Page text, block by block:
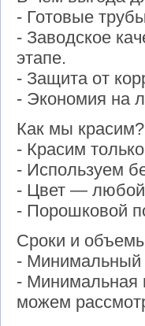
- Готовые
- Заводское
этапе.
- Защита от
- Экономия на
Как мы красим?
- Красим
- Используем
- Цвет — любой
- Порошковой
Сроки и
- Минимальный
- Минимальная
можем